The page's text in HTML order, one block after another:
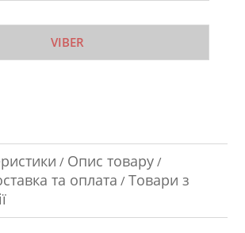
VIBER
/ Опис товару /
та оплата /Товари з